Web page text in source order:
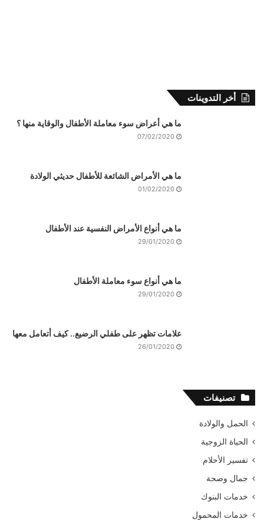
أخر التدوينات
ما هي أعراض سوء معاملة الأطفال والوقاية منها ؟
07/02/2020
ما هي الأمراض الشائعة للأطفال حديثي الولادة
01/02/2020
ما هي أنواع الأمراض النفسية عند الأطفال
29/01/2020
ما هي أنواع سوء معاملة الأطفال
29/01/2020
علامات تظهر على طفلي الرضيع.. كيف أتعامل معها
26/01/2020
تصنيفات
الحمل والولادة
الحياة الزوجية
تفسير الأحلام
جمال وصحة
خدمات البنوك
خدمات المحمول